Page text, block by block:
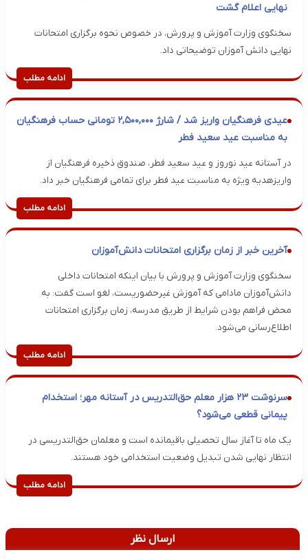
نهایی اعلام گشت
سخنگوی وزارت آموزش و پرورش، در خصوص نحوه برگزاری امتحانات
نهایی دانش آموزان توضیحاتی داد.
ادامه مطلب
عیدی فرهنگیان واریز شد / شارژ ۲,۵۰۰,۰۰۰ تومانی حساب فرهنگیان
به مناسبت عید سعید فطر
در آستانه عید نوروز و عید سعید فطر، صندوق ذخیره فرهنگیان از
واریزهدیه ویژه به مناسبت عید فطر برای تمامی فرهنگیان خبر داد.
ادامه مطلب
آخرین خبر از زمان برگزاری امتحانات دانش‌آموزان
سخنگوی وزارت آموزش و پرورش با بیان اینکه امتحانات داخلی
دانش‌آموزان مادامی که آموزش غیرحضوریست، لغو است گفت: به
محض فراهم بودن شرایط از طریق مدرسه، زمان برگزاری امتحانات
اطلاع‌رسانی می‌شود.
ادامه مطلب
سرنوشت ۲۳ هزار معلم حق‌التدریس در آستانه مهر؛ استخدام
پیمانی قطعی می‌شود؟
یک ماه تا آغاز سال تحصیلی باقیمانده است و معلمان حق‌التدریسی در
انتظار نهایی شدن تبدیل وضعیت استخدامی خود هستند.
ادامه مطلب
ارسال نظر